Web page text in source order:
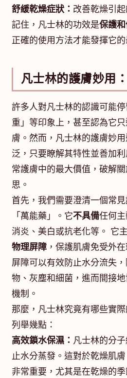
舒緩乾燥症狀： 改善乾燥引
記住，凡士林的功效是保護
正確的使用方法才能發揮它的
凡士林的護膚妙用
許多人對凡士林的認識可能
重」等印象上，甚至認為它
膚。然而，凡士林的護膚妙
泛，只要瞭解其特性並善加
常護膚中的最大價值，破解
思。
首先，我們需要澄清一個常
「萬能藥」。它不具備任何
消炎、美白或抗老化等。 它
物理屏障 ，保護肌膚免受外
屏障可以有效防止水分流失
物、灰塵和細菌，進而間接
機制。
那麼，凡士林究竟有哪些實
列舉幾點：
高效鎖水保濕： 凡士林的分
止水分蒸發。這對於乾燥肌
非常重要，尤其是在乾燥的